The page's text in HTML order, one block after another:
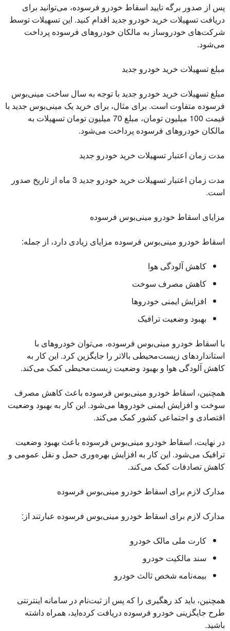
پس از صدور برگه تایید اسقاط خودرو فرسوده، می‌توانید برای
دریافت تسهیلات خرید خودرو جدید اقدام کنید. این تسهیلات توسط
شرکت‌های خودروساز به مالکان خودروهای فرسوده پرداخت
می‌شود.
مبلغ تسهیلات خرید خودرو جدید
مبلغ تسهیلات خرید خودرو جدید با توجه به سال ساخت مینی‌بوس
فرسوده متفاوت است. برای مثال، برای خرید یک مینی‌بوس جدید با
قیمت 100 میلیون تومان، مبلغ 70 میلیون تومان تسهیلات به
مالکان خودروهای فرسوده پرداخت می‌شود.
مدت زمان اعتبار تسهیلات خرید خودرو جدید
مدت زمان اعتبار تسهیلات خرید خودرو جدید 3 ماه از تاریخ صدور
است.
مزایای اسقاط خودرو مینی‌بوس فرسوده
اسقاط خودرو مینی‌بوس فرسوده مزایای زیادی دارد، از جمله:
کاهش آلودگی هوا
کاهش مصرف سوخت
افزایش ایمنی خودروها
بهبود وضعیت ترافیک
با اسقاط خودرو مینی‌بوس فرسوده، می‌توان خودروهای با
استانداردهای زیست‌محیطی بالاتر را جایگزین کرد. این کار به
کاهش آلودگی هوا و بهبود وضعیت زیست‌محیطی کمک می‌کند.
همچنین، اسقاط خودرو مینی‌بوس فرسوده باعث کاهش مصرف
سوخت و افزایش ایمنی خودروها می‌شود. این کار به بهبود وضعیت
اقتصادی و اجتماعی کشور کمک می‌کند.
در نهایت، اسقاط خودرو مینی‌بوس فرسوده باعث بهبود وضعیت
ترافیک می‌شود. این کار به افزایش بهره‌وری حمل و نقل عمومی و
کاهش تصادفات کمک می‌کند.
مدارک لازم برای اسقاط خودرو مینی‌بوس فرسوده
مدارک لازم برای اسقاط خودرو مینی‌بوس فرسوده عبارتند از:
کارت ملی مالک خودرو
سند مالکیت خودرو
بیمه‌نامه شخص ثالث خودرو
همچنین، باید کد رهگیری را که پس از ثبت‌نام در سامانه اینترنتی
طرح جایگزینی خودرو فرسوده دریافت کرده‌اید، همراه داشته
باشید.